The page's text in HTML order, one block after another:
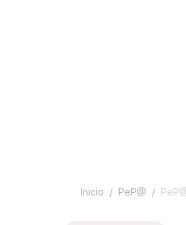
Inicio / PeP@ /